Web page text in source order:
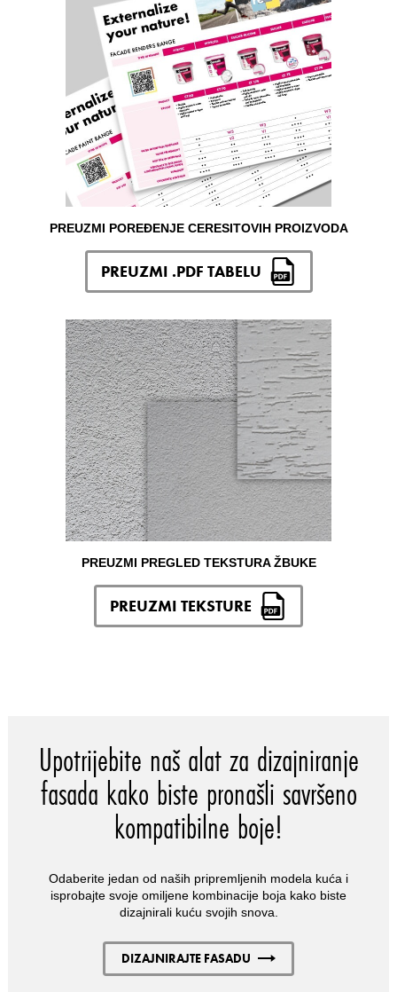
PREUZMI POREĐENJE CERESITOVIH PROIZVODA
PREUZMI .PDF TABELU
PREUZMI PREGLED TEKSTURA ŽBUKE
PREUZMI TEKSTURE
Upotrijebite naš alat za dizajniranje
fasada kako biste pronašli savršeno
kompatibilne boje!
Odaberite jedan od naših pripremljenih modela kuća i
isprobajte svoje omiljene kombinacije boja kako biste
dizajnirali kuću svojih snova.
DIZAJNIRAJTE FASADU